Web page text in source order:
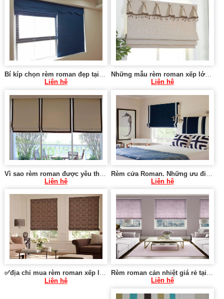
Liên hệ
Những mẫu rèm roman xếp lớp đẹp tại Đống Đa Hà Nội 0975765295 SK422
Liên hệ
Vì sao rèm roman được yêu thích tại Hoàng Mai Hà Nội 0975765295 SK1421
Liên hệ
Liên hệ
✅địa chỉ mua rèm roman xếp lớp tại Tây Hồ Hà Nội 0975 765 295 SK285
Liên hệ
Rèm roman cản nhiệt giá rẻ tại Hà Nội 0975 765 295 SK002
Liên hệ